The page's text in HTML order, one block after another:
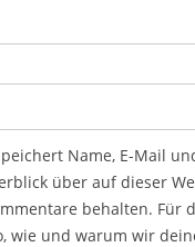
Name, E-Mail
über auf dieser
behalten. Für
wie und warum wir